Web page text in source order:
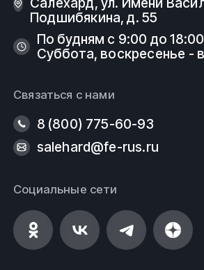
Подшибякина, д. 55
По будням с 9:00 до
Суббота, воскресенье -
Связаться с нами
8 (800) 775-60-93
salehard@fe-rus.ru
Социальные сети